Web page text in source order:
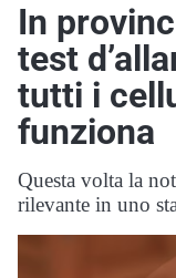
In
test
tutti i
funziona
Questa volta la
rilevante in uno